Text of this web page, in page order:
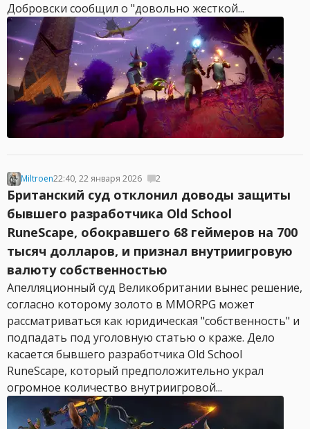
Добровски сообщил о "довольно жесткой...
Miltroen22:40, 22 января 2026 2
Британский суд отклонил доводы защиты
бывшего разработчика Old School
RuneScape, обокравшего 68 геймеров на 700
тысяч долларов, и признал внутриигровую
валюту собственностью
Апелляционный суд Великобритании вынес решение,
согласно которому золото в MMORPG может
рассматриваться как юридическая "собственность" и
подпадать под уголовную статью о краже. Дело
касается бывшего разработчика Old School
RuneScape, который предположительно украл
огромное количество внутриигровой...